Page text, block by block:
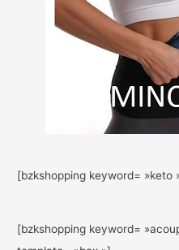
[bzkshopping keyword= »keto
[bzkshopping keyword=